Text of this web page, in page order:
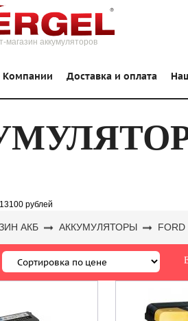
магазин аккумуляторов
Компании Доставка и оплата
рублей
АКБ АККУМУЛЯТОРЫ FORD